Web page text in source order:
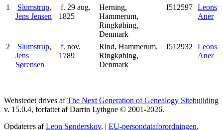
1
Slumstrup,
Jens Jensen
f. 29 aug.
1825
Herning,
Hammerum,
Ringkøbing,
Denmark
I512597 Leons
Aner
2
Slumstrup,
Jens
Sørensen
f. nov.
1789
Rind, Hammerum,
Ringkøbing,
Denmark
I512932
Leons
Aner
Webstedet drives afThe Next Generation of Genealogy Sitebuilding
v. 15.0.4, forfattet af Darrin Lythgoe © 2001-2026.
Opdateres afLeon Sønderskov. | EU-persondataforordningen.